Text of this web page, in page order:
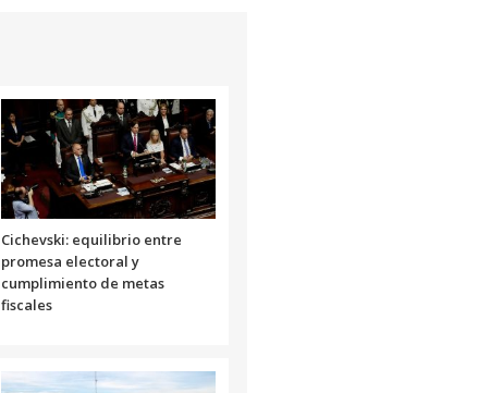
disminuir
el
volumen.
Cichevski: equilibrio entre
promesa electoral y
cumplimiento de metas
fiscales